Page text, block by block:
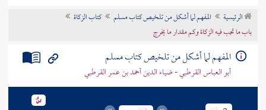
تراجم الأعلام
الرئيسية المفهم لما أشكل من تلخيص كتاب مسلم
كتاب الزكاة
باب ما تجب فيه الزكاة وكم مقدار ما يخرج
المفهم لما أشكل من تلخيص كتاب مسلم
أبو العباس القرطبي - ضياء الدين أحمد بن عمر القرطبي